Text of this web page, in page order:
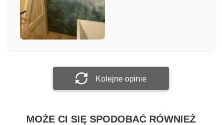
Załącz zdjęcie
Kolejne opinie
MOŻE CI SIĘ SPODOBAĆ RÓWNIEŻ